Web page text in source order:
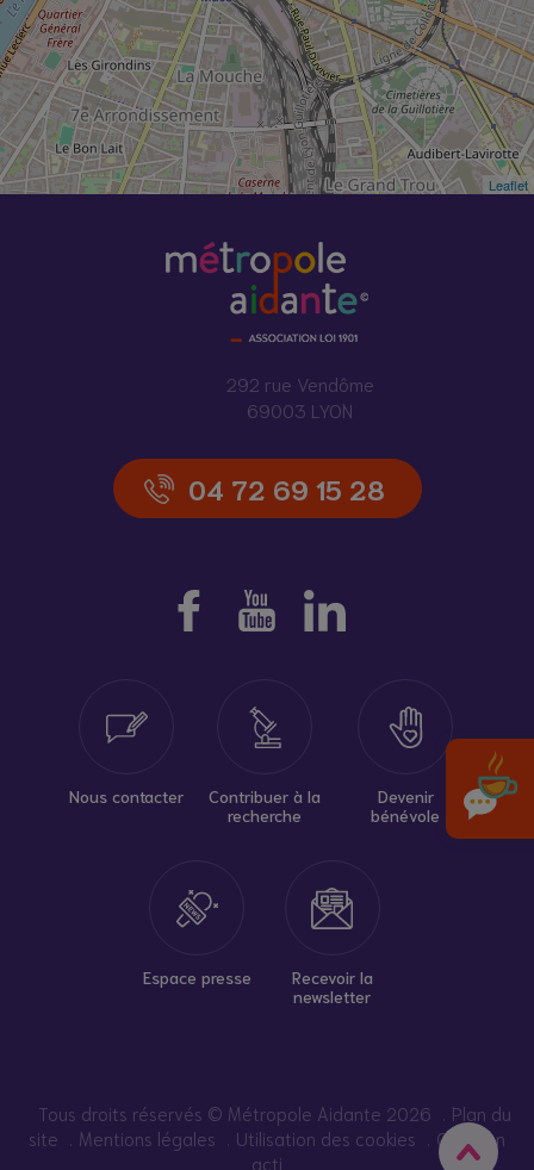
Leaflet
292 rue Vendôme
69003 LYON
04 72 69 15 28
Nous contacter
Contribuer à la
recherche
Devenir
bénévole
Espace presse
Recevoir la
newsletter
Tous droits réservés © Métropole Aidante 2026
Plan du
site
Mentions légales Utilisation des cookies
Création
acti